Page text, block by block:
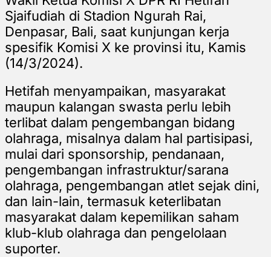
Sjaifudiah di Stadion Ngurah Rai,
Denpasar, Bali, saat kunjungan kerja
spesifik Komisi X ke provinsi itu, Kamis
(14/3/2024).
Hetifah menyampaikan, masyarakat
maupun kalangan swasta perlu lebih
terlibat dalam pengembangan bidang
olahraga, misalnya dalam hal partisipasi,
mulai dari sponsorship, pendanaan,
pengembangan infrastruktur/sarana
olahraga, pengembangan atlet sejak dini,
dan lain-lain, termasuk keterlibatan
masyarakat dalam kepemilikan saham
klub-klub olahraga dan pengelolaan
suporter.